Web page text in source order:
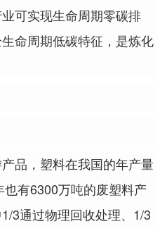
可实现生命周期零碳排
命周期低碳特征，是炼化
品，塑料在我国的年产量
有6300万吨的废塑料产
3通过物理回收处理、1/3